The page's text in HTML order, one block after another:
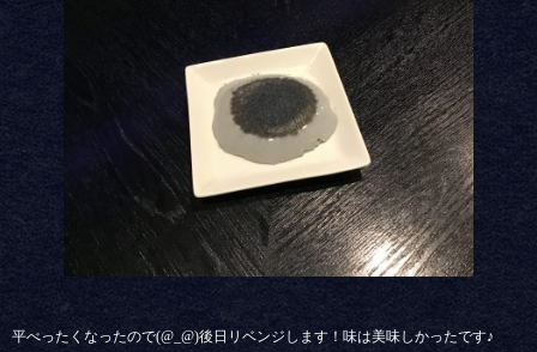
平べったくなったので(@_@)後日リベンジします！味は美味しかったです♪